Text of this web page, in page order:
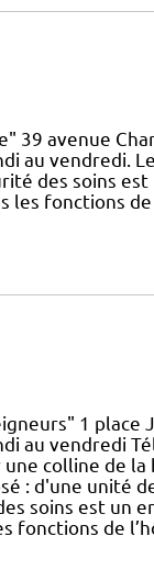
39 avenue
au vendredi.
des soins
fonctions de
1 place
au vendredi
colline de
: d'une unité
soins est un
fonctions de